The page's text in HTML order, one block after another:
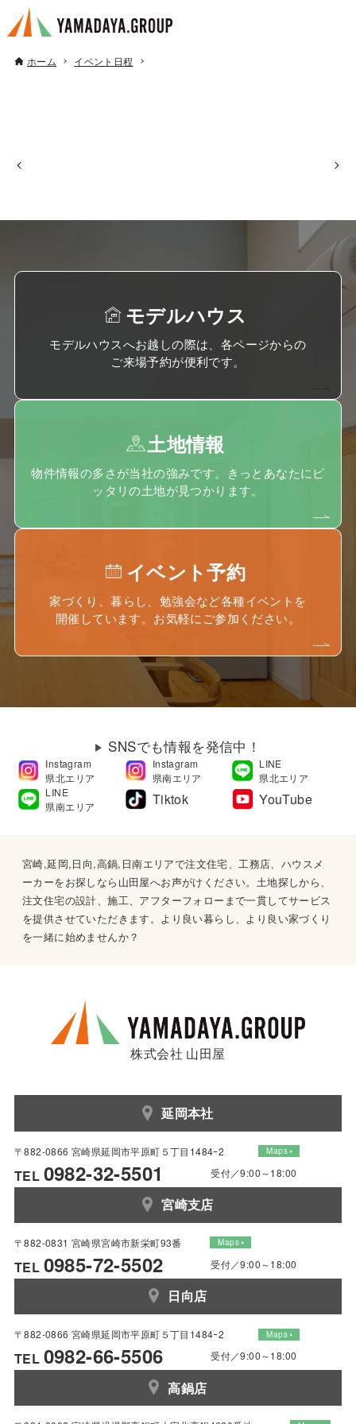
ホーム イベント日程
モデルハウス
モデルハウスへお越しの際は、各ページからの
ご来場予約が便利です。
土地情報
物件情報の多さが当社の強みです。きっとあなたにピ
ッタリの土地が見つかります。
イベント予約
家づくり、暮らし、勉強会など各種イベントを
開催しています。お気軽にご参加ください。
SNSでも情報を発信中！
Instagram
県北エリア
Instagram
県南エリア
LINE
県北エリア
LINE
県南エリア
Tiktok YouTube
宮崎,延岡,日向,高鍋,日南エリアで注文住宅、工務店、ハウスメ
ーカーをお探しなら山田屋へお声がけください。土地探しから、
注文住宅の設計、施工、アフターフォローまで一貫してサービス
を提供させていただきます。より良い暮らし、より良い家づくり
を一緒に始めませんか？
株式会社 山田屋
延岡本社
〒882-0866 宮崎県延岡市平原町５丁目1484ｰ2 Maps
TEL 0982-32-5501 受付／9:00～18:00
宮崎支店
〒882-0831 宮崎県宮崎市新栄町93番 Maps
TEL 0985-72-5502 受付／9:00～18:00
日向店
〒882-0866 宮崎県延岡市平原町５丁目1484ｰ2 Maps
TEL 0982-66-5506 受付／9:00～18:00
高鍋店